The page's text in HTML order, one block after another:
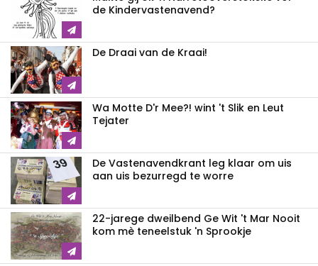
de Kindervastenavend?
De Draai van de Kraai!
Wa Motte D'r Mee?! wint 't Slik en Leut
Tejater
De Vastenavendkrant leg klaar om uis
aan uis bezurregd te worre
22-jarege dweilbend Ge Wit 't Mar Nooit
kom mè teneelstuk 'n Sprookje